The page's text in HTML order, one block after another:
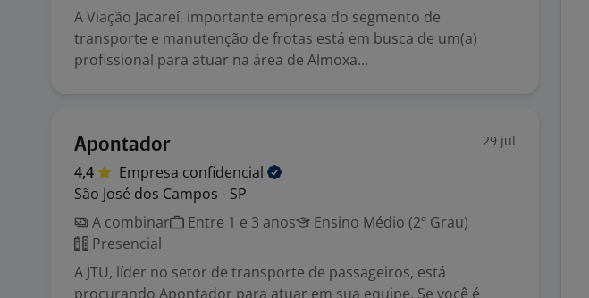
A Viação Jacareí, importante empresa do segmento de
transporte e manutenção de frotas está em busca de um(a)
profissional para atuar na área de Almoxa...
Apontador 29 jul
4,4 Empresa confidencial
São José dos Campos - SP
A combinar
Entre 1 e 3 anos
Ensino Médio (2º Grau)
Presencial
A JTU, líder no setor de transporte de passageiros, está
procurando Apontador para atuar em sua equipe. Se você é